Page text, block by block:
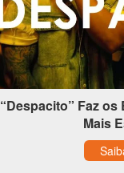
“Despacito” Faz
Mais